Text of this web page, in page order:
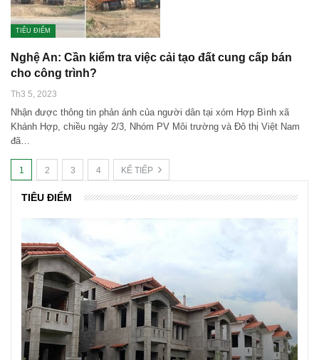
TIÊU ĐIỂM
Nghệ An: Cần kiểm tra việc cải tạo đất cung cấp bán
cho công trình?
Th3 5, 2023
Nhận được thông tin phản ánh của người dân tại xóm Hợp Bình xã
Khánh Hợp, chiều ngày 2/3, Nhóm PV Môi trường và Đô thị Việt Nam
đã…
1 2 3 4 KẾ TIẾP
TIÊU ĐIỂM